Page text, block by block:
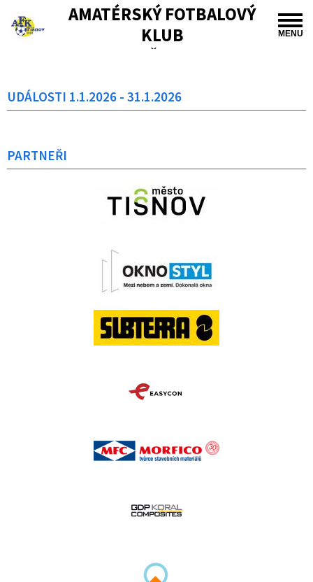
MENU
AMATÉRSKÝ FOTBALOVÝ
KLUB
TIŠNOV
UDÁLOSTI 1.1.2026 - 31.1.2026
PARTNEŘI